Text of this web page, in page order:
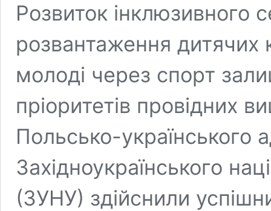
Розвиток інклюзивного
розвантаження дитячих
молоді через спорт
пріоритетів провідних
Польсько-українського
Західноукраїнського
(ЗУНУ) здійснили